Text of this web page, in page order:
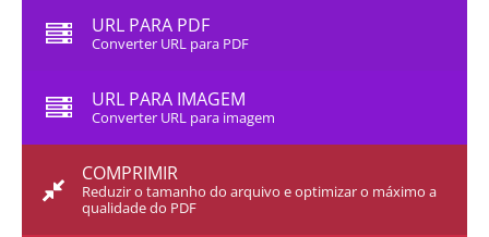
URL PARA PDF
Converter URL para PDF
URL PARA IMAGEM
Converter URL para imagem
COMPRIMIR
Reduzir o tamanho do arquivo e optimizar o máximo a
qualidade do PDF